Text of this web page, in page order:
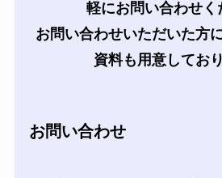
軽にお問い合わせく
お問い合わせいただいた方
資料も用意してお
お問い合わせ